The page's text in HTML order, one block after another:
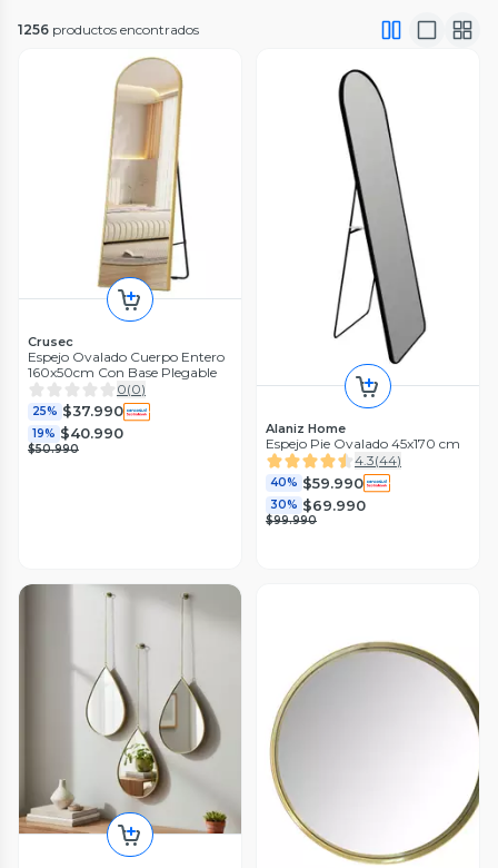
1256 productos encontrados
Crusec
Espejo Ovalado Cuerpo Entero
160x50cm Con Base Plegable
0(0)
25% $37.990
19% $40.990
$50.990
Alaniz Home
Espejo Pie Ovalado 45x170 cm
4.3(44)
40% $59.990
30% $69.990
$99.990